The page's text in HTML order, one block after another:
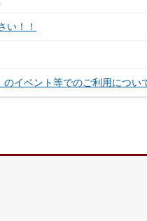
い！！
のイベント等でのご利用につい